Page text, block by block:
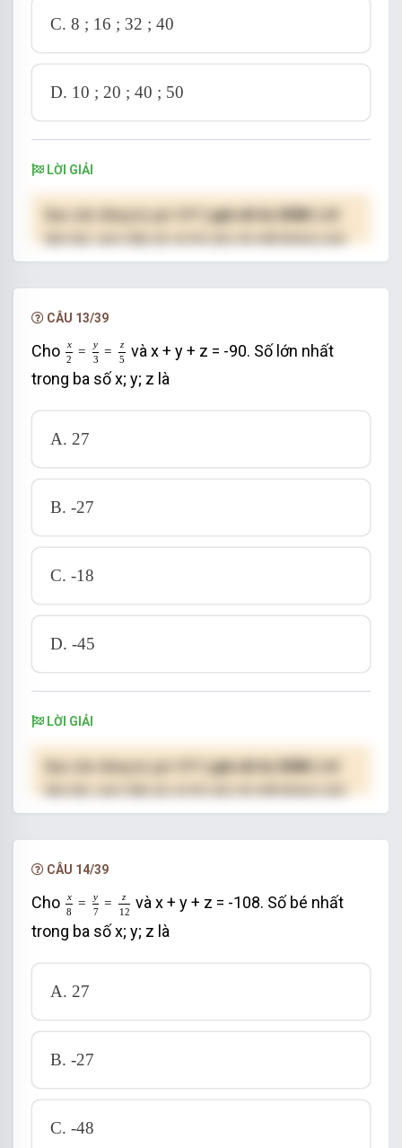
C. 8 ; 16 ; 32 ; 40
D. 10 ; 20 ; 40 ; 50
LỜI GIẢI
( giá chỉ từ 250K )
hạn.
CÂU 13/39
Cho
x
2
=
y
3
=
z
5
x =y = 5
và x + y + z = -90. Số lớn nhất
trong ba số x; y; z là
A. 27
B. -27
C. -18
D. -45
LỜI GIẢI
( giá chỉ từ 250K )
làm bài, xem đáp án và lời giải chi tiết không giới
hạn.
CÂU 14/39
Cho
x
8
=
y
7
=
z
12
x =y =z 12
và x + y + z = -108. Số bé nhất
trong ba số x; y; z là
A. 27
B. -27
C. -48